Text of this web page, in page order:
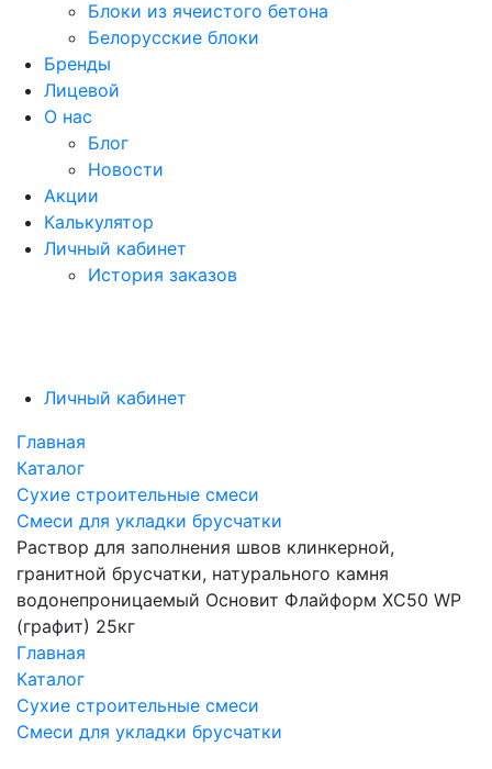
Блоки из ячеистого бетона
Белорусские блоки
Бренды
Лицевой
О нас
Блог
Новости
Акции
Калькулятор
Личный кабинет
История заказов
Личный кабинет
Главная
Каталог
Сухие строительные смеси
Смеси для укладки брусчатки
Раствор для заполнения швов клинкерной,
гранитной брусчатки, натурального камня
водонепроницаемый Основит Флайформ XC50 WP
(графит) 25кг
Главная
Каталог
Сухие строительные смеси
Смеси для укладки брусчатки